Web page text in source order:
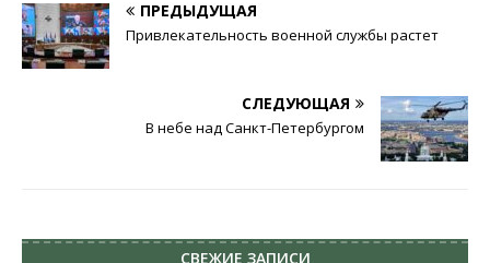
ПРЕДЫДУЩАЯ
Привлекательность военной службы растет
СЛЕДУЮЩАЯ
В небе над Санкт-Петербургом
СВЕЖИЕ ЗАПИСИ